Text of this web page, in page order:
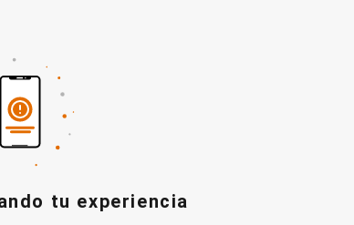
tu experiencia